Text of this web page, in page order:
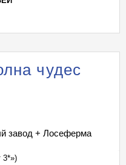
чудес
завод + Лосеферма
3*»)